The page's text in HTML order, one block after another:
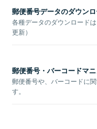
郵便番号データのダウン
各種データのダウンロード
更新）
郵便番号・バーコードマ
郵便番号や、バーコードに
す。